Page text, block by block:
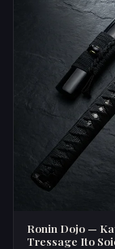
Ronin Dojo —
Tressage Ito